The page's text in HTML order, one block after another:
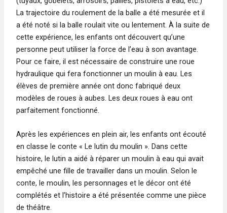
La trajectoire du roulement de la balle a été mesurée et il
a été noté si la balle roulait vite ou lentement. À la suite de
cette expérience, les enfants ont découvert qu’une
personne peut utiliser la force de l’eau à son avantage.
Pour ce faire, il est nécessaire de construire une roue
hydraulique qui fera fonctionner un moulin à eau. Les
élèves de première année ont donc fabriqué deux
modèles de roues à aubes. Les deux roues à eau ont
parfaitement fonctionné.
Après les expériences en plein air, les enfants ont écouté
en classe le conte « Le lutin du moulin ». Dans cette
histoire, le lutin a aidé à réparer un moulin à eau qui avait
empêché une fille de travailler dans un moulin. Selon le
conte, le moulin, les personnages et le décor ont été
complétés et l’histoire a été présentée comme une pièce
de théâtre.